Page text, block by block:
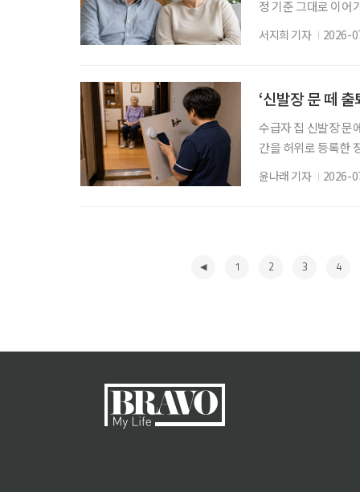
정 기준 그대로 이어
정하는 ‘노인
면 65세 이상 노인
서지희 기자 2026-
‘신발장 문 떼
수급자 집 신발장 문
간을 허위로 등록한
처분이 적법하다고
영자가 국민건강보
윤나래 기자 2026-
1 2 3 4